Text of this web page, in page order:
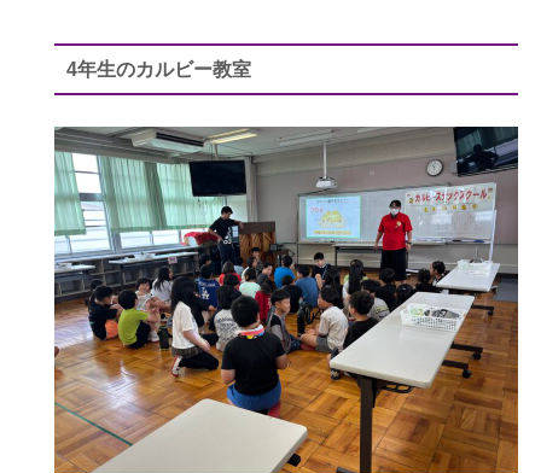
4年生のカルビー教室